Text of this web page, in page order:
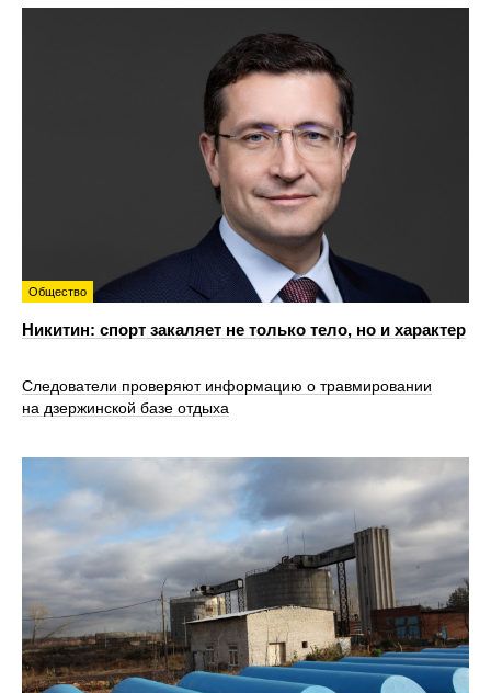
Общество
Никитин: спорт закаляет не только тело, но и характер
Следователи проверяют информацию о травмировании
на дзержинской базе отдыха